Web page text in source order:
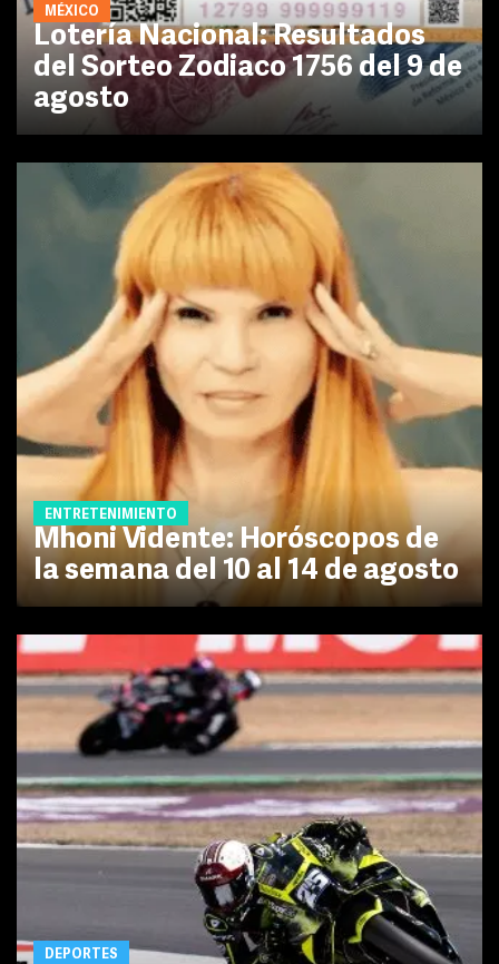
MÉXICO
Lotería Nacional: Resultados
del Sorteo Zodiaco 1756 del 9 de
agosto
ENTRETENIMIENTO
Mhoni Vidente: Horóscopos de
la semana del 10 al 14 de agosto
DEPORTES